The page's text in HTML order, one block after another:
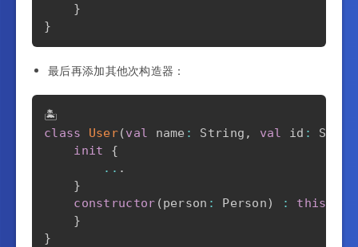
}
}
最后再添加其他次构造器：
class
User(val name : String , val id :
init
{
.. .
}
constructor (person : Person) : this
}
}